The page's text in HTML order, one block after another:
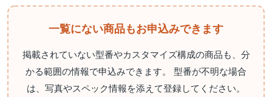
一覧にない商品もお申込みできます
掲載されていない型番やカスタマイズ構成の商品も、分
かる範囲の情報で申込みできます。 型番が不明な場合
は、写真やスペック情報を添えて登録してください。